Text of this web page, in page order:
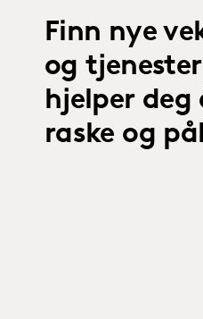
Finn nye
og
hjelper deg
raske og